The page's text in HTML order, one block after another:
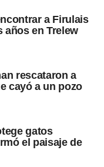
a Firulais
años en Trelew
rescataron a
cayó a un pozo
gatos
el paisaje de